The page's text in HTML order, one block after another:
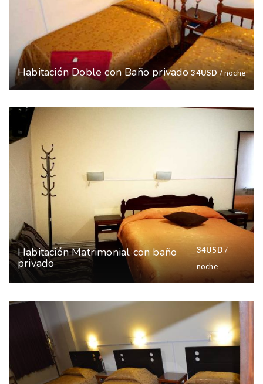
Habitación Doble con Baño privado 34USD / noche
Habitación Matrimonial con baño
privado
34USD /
noche